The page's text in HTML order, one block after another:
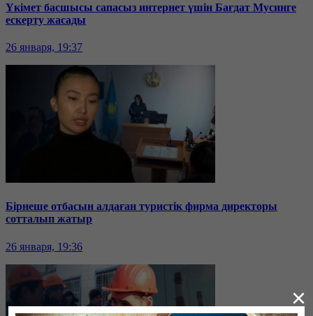
Үкімет басшысы сапасыз интернет үшін Бағдат Мусинге
ескерту жасады
26 января, 19:37
Бірнеше отбасын алдаған туристік фирма директоры
сотталып жатыр
26 января, 19:36
×